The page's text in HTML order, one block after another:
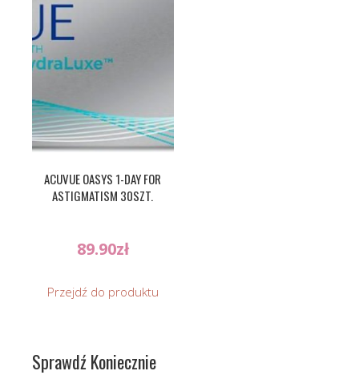
ACUVUE OASYS 1-DAY FOR
ASTIGMATISM 30SZT.
89.90zł
Przejdź do produktu
Sprawdź Koniecznie